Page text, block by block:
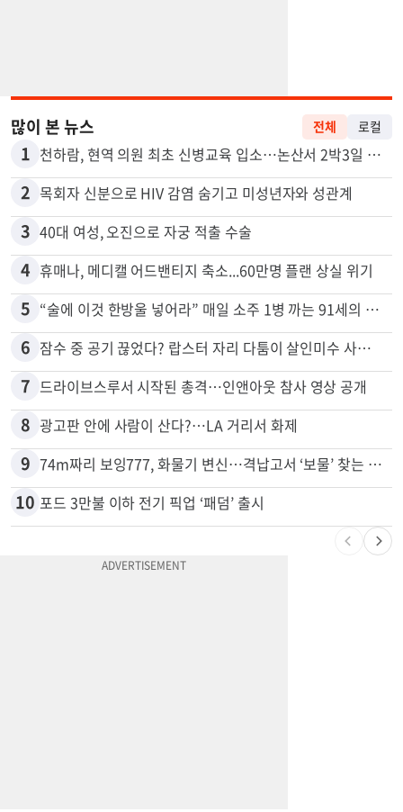
많이 본 뉴스 전체 로컬
1 천하람, 현역 의원 최초 신병교육 입소…논산서 2박3일 생활
2 목회자 신분으로 HIV 감염 숨기고 미성년자와 성관계
3 40대 여성, 오진으로 자궁 적출 수술
4 휴매나, 메디캘 어드밴티지 축소...60만명 플랜 상실 위기
5 “술에 이것 한방울 넣어라” 매일 소주 1병 까는 91세의 철칙
6 잠수 중 공기 끊었다? 랍스터 자리 다툼이 살인미수 사건으로
7 드라이브스루서 시작된 총격…인앤아웃 참사 영상 공개
8 광고판 안에 사람이 산다?…LA 거리서 화제
9 74m짜리 보잉777, 화물기 변신…격납고서 ‘보물’ 찾는 인천공항
10 포드 3만불 이하 전기 픽업 ‘패덤’ 출시